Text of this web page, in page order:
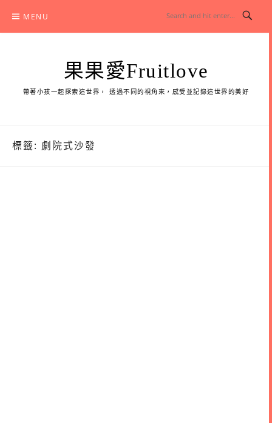
content
MENU
果果愛Fruitlove
帶著小孩一起探索這世界， 透過不同的視角來，感受並記錄這世界的美好
標籤: 劇院式沙發